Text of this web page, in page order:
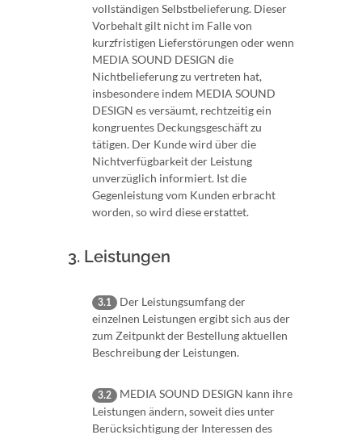
vollständigen Selbstbelieferung. Dieser
Vorbehalt gilt nicht im Falle von
kurzfristigen Lieferstörungen oder wenn
MEDIA SOUND DESIGN die
Nichtbelieferung zu vertreten hat,
insbesondere indem MEDIA SOUND
DESIGN es versäumt, rechtzeitig ein
kongruentes Deckungsgeschäft zu
tätigen. Der Kunde wird über die
Nichtverfügbarkeit der Leistung
unverzüglich informiert. Ist die
Gegenleistung vom Kunden erbracht
worden, so wird diese erstattet.
3. Leistungen
3.1
Der Leistungsumfang der
einzelnen Leistungen ergibt sich aus der
zum Zeitpunkt der Bestellung aktuellen
Beschreibung der Leistungen.
3.2
MEDIA SOUND DESIGN kann ihre
Leistungen ändern, soweit dies unter
Berücksichtigung der Interessen des